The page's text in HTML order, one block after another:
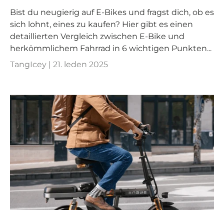
Bist du neugierig auf E-Bikes und fragst dich, ob es
sich lohnt, eines zu kaufen? Hier gibt es einen
detaillierten Vergleich zwischen E-Bike und
herkömmlichem Fahrrad in 6 wichtigen Punkten...
TangIcey | 21. leden 2025